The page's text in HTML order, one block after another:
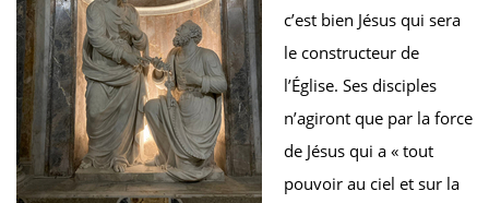
c’est bien Jésus qui sera
le constructeur de
l’Église. Ses disciples
n’agiront que par la force
de Jésus qui a « tout
pouvoir au ciel et sur la